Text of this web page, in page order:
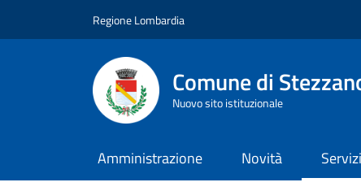
Regione Lombardia
Comune di
Nuovo sito istituzionale
Amministrazione Novità Servizi